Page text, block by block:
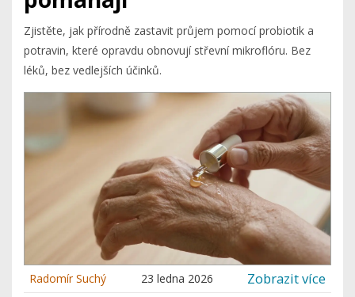
Zjistěte, jak přírodně zastavit průjem pomocí probiotik a
potravin, které opravdu obnovují střevní mikroflóru. Bez
léků, bez vedlejších účinků.
Radomír Suchý 23 ledna 2026 Zobrazit více